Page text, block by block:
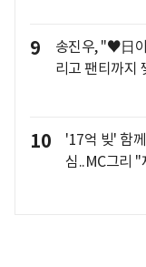
9
송진우, "♥日
리고 팬티까지
10
'17억 빚' 함
심..MC그리 "